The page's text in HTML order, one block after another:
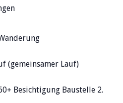
(gemeinsamer Lauf)
Besichtigung Baustelle 2.